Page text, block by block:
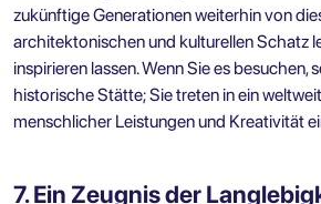
zukünftige Generationen weiterhin von
architektonischen und kulturellen Schatz
inspirieren lassen. Wenn Sie es besuchen,
historische Stätte; Sie treten in ein
menschlicher Leistungen und Kreativität
7. Ein Zeugnis der